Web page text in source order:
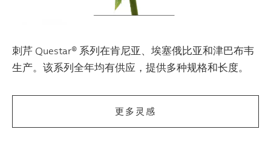
刺芹 Questar® 系列在肯尼亚、埃塞俄比亚和津巴布韦
生产。该系列全年均有供应，提供多种规格和长度。
更多灵感